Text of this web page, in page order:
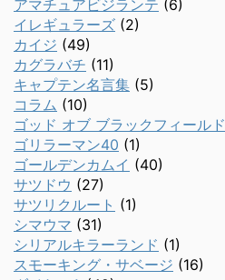
アマチュアビジランテ (6)
イレギュラーズ (2)
カイジ (49)
カグラバチ (11)
キャプテン名言集 (5)
コラム (10)
ゴッド オブ ブラックフィールド
ゴリラーマン40 (1)
ゴールデンカムイ (40)
サツドウ (27)
サツリクルート (1)
シマウマ (31)
シリアルキラーランド (1)
スモーキング・サベージ (16)